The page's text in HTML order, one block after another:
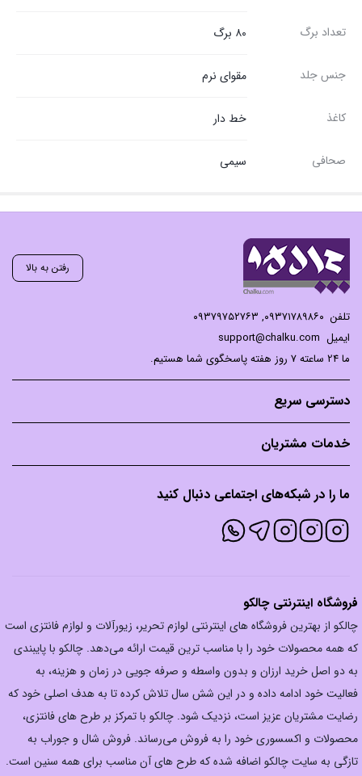
تعداد برگ ۸۰ برگ
جنس جلد مقوای نرم
کاغذ خط دار
صحافی سیمی
رفتن به بالا
تلفن ۰۹۳۷۱۷۸۹۸۶۰, ۰۹۳۷۹۷۵۲۷۶۳
ایمیل support@chalku.com
ما 24 ساعته 7 روز هفته پاسخگوی شما هستیم.
دسترسی سریع
خدمات مشتریان
ما را در شبکه‌های اجتماعی دنبال کنید
فروشگاه اینترنتی چالکو
چالکو از بهترین فروشگاه های اینترنتی لوازم تحریر، زیورآلات و لوازم فانتزی است
که همه محصولات خود را با مناسب ترین قیمت ارائه می‌دهد. چالکو با پایبندی
به دو اصل خرید ارزان‌ و بدون واسطه و صرفه جویی در زمان و هزینه، به
فعالیت خود ادامه داده و در این شش سال تلاش کرده تا به هدف اصلی خود که
رضایت مشتریان عزیز است، نزدیک شود. چالکو با تمرکز بر طرح های فانتزی،
محصولات و اکسسوری خود را به فروش می‌رساند. فروش شال و جوراب به
تازگی به سایت چالکو اضافه شده که طرح های آن مناسب برای همه سنین است.